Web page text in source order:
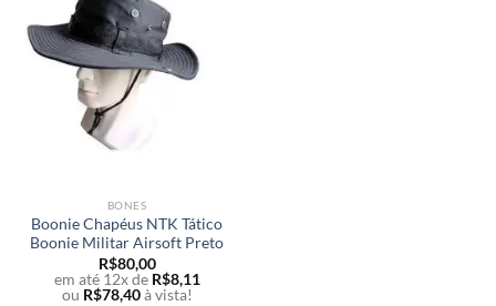
BONES
Boonie Chapéus NTK Tático
Boonie Militar Airsoft Preto
R$80,00
em até 12x de R$8,11
ou R$78,40 à vista!